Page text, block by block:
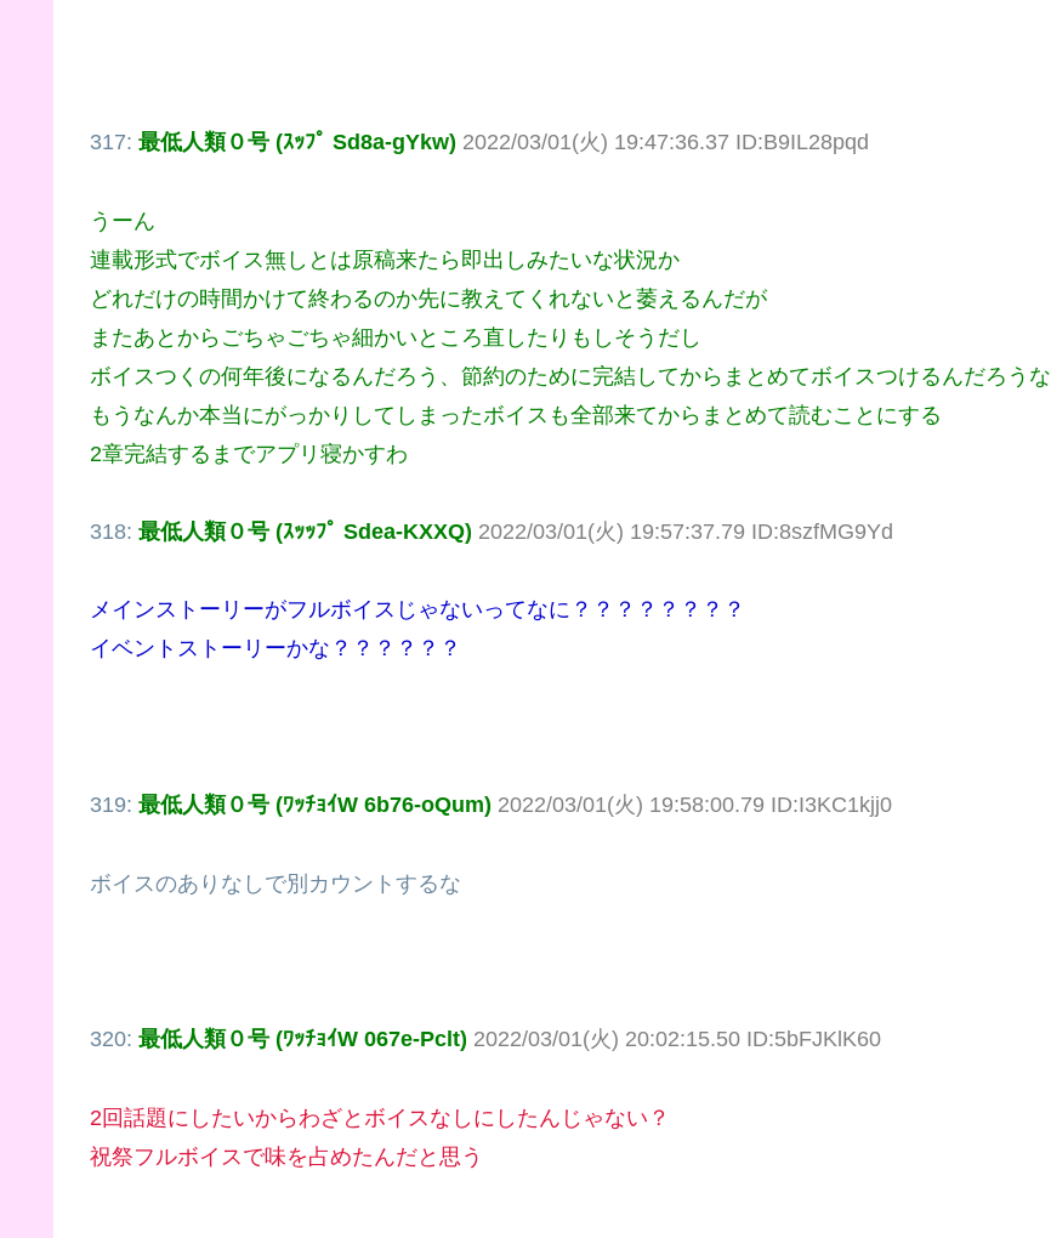
317: 最低人類０号 (ｽｯﾌﾟ Sd8a-gYkw) 2022/03/01(火) 19:47:36.37 ID:B9IL28pqd
うーん
連載形式でボイス無しとは原稿来たら即出しみたいな状況か
どれだけの時間かけて終わるのか先に教えてくれないと萎えるんだが
またあとからごちゃごちゃ細かいところ直したりもしそうだし
ボイスつくの何年後になるんだろう、節約のために完結してからまとめてボイスつけるんだろうな
もうなんか本当にがっかりしてしまったボイスも全部来てからまとめて読むことにする
2章完結するまでアプリ寝かすわ
318: 最低人類０号 (ｽｯｯﾌﾟ Sdea-KXXQ) 2022/03/01(火) 19:57:37.79 ID:8szfMG9Yd
メインストーリーがフルボイスじゃないってなに？？？？？？？？
イベントストーリーかな？？？？？？
319: 最低人類０号 (ﾜｯﾁｮｲW 6b76-oQum) 2022/03/01(火) 19:58:00.79 ID:I3KC1kjj0
ボイスのありなしで別カウントするな
320: 最低人類０号 (ﾜｯﾁｮｲW 067e-Pclt) 2022/03/01(火) 20:02:15.50 ID:5bFJKlK60
2回話題にしたいからわざとボイスなしにしたんじゃない？
祝祭フルボイスで味を占めたんだと思う